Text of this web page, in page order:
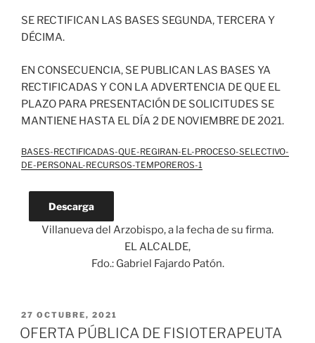
SE RECTIFICAN LAS BASES SEGUNDA, TERCERA Y
DÉCIMA.
EN CONSECUENCIA, SE PUBLICAN LAS BASES YA
RECTIFICADAS Y CON LA ADVERTENCIA DE QUE EL
PLAZO PARA PRESENTACIÓN DE SOLICITUDES SE
MANTIENE HASTA EL DÍA 2 DE NOVIEMBRE DE 2021.
BASES-RECTIFICADAS-QUE-REGIRAN-EL-PROCESO-SELECTIVO-
DE-PERSONAL-RECURSOS-TEMPOREROS-1
Descarga
Villanueva del Arzobispo, a la fecha de su firma.
EL ALCALDE,
Fdo.: Gabriel Fajardo Patón.
PUBLICADO
EL
27 OCTUBRE, 2021
OFERTA PÚBLICA DE FISIOTERAPEUTA